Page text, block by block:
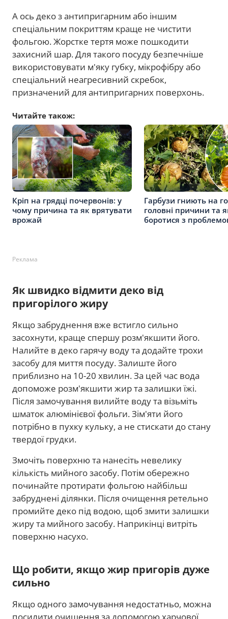
А ось деко з антипригарним або іншим
спеціальним покриттям краще не чистити
фольгою. Жорстке тертя може пошкодити
захисний шар. Для такого посуду безпечніше
використовувати м'яку губку, мікрофібру або
спеціальний неагресивний скребок,
призначений для антипригарних поверхонь.
Читайте також:
Кріп на грядці почервонів: у
чому причина та як врятувати
врожай
Гарбузи гниють на
головні причини та
боротися з
Реклама
Як швидко відмити деко від
пригорілого жиру
Якщо забруднення вже встигло сильно
засохнути, краще спершу розм'якшити його.
Налийте в деко гарячу воду та додайте трохи
засобу для миття посуду. Залиште його
приблизно на 10-20 хвилин. За цей час вода
допоможе розм'якшити жир та залишки їжі.
Після замочування вилийте воду та візьміть
шматок алюмінієвої фольги. Зім'яти його
потрібно в пухку кульку, а не стискати до стану
твердої грудки.
Змочіть поверхню та нанесіть невелику
кількість мийного засобу. Потім обережно
починайте протирати фольгою найбільш
забруднені ділянки. Після очищення ретельно
промийте деко під водою, щоб змити залишки
жиру та мийного засобу. Наприкінці витріть
поверхню насухо.
Що робити, якщо жир пригорів дуже
сильно
Якщо одного замочування недостатньо, можна